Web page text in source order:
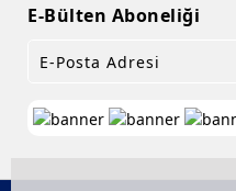
E-Bülten Aboneliği